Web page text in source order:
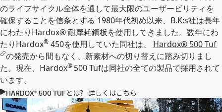
のライフサイクル全体を通して最大限のユーザービリティを
確保することを信条とする 1980年代初め以来、B.K:s社は長年
にわたりHardox® 耐摩耗鋼板を使用してきました。数年にわ
たりHardox® 450を使用していた同社は、 Hardox® 500 Tuf
の発売から間もなく、新素材への切り替えに踏み切りまし
た。現在、Hardox® 500 Tufは同社の全ての製品で採用されて
います。
HARDOX® 500 TUFとは？ 詳しくはこちら